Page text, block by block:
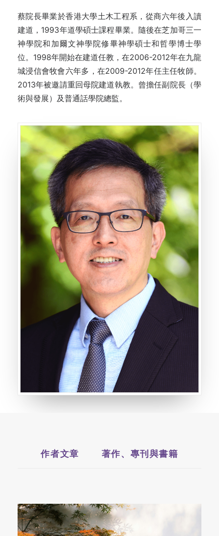
蔡院長畢業於香港大學土木工程系，從商六年後入讀
建道，1993年道學碩士課程畢業。隨後在芝加哥三一
神學院和加爾文神學院修畢神學碩士和哲學博士學
位。1998年開始在建道任教，在2006-2012年在九龍
城浸信會牧會六年多，在2009-2012年任主任牧師。
2013年被邀請重回母院建道執教。曾擔任副院長（學
術與發展）及普通話學院總監。
作者文章 著作、專刊與書籍